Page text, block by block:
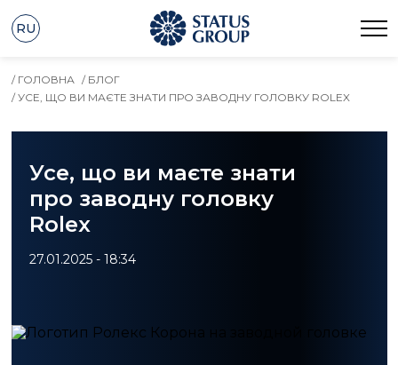
RU
/ ГОЛОВНА / БЛОГ
/ УСЕ, ЩО ВИ МАЄТЕ ЗНАТИ ПРО ЗАВОДНУ ГОЛОВКУ ROLEX
Усе, що ви маєте знати
про заводну головку
Rolex
27.01.2025 - 18:34